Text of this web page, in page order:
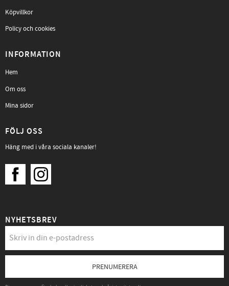
Köpvillkor
Policy och cookies
INFORMATION
Hem
Om oss
Mina sidor
FÖLJ OSS
Häng med i våra sociala kanaler!
NYHETSBREV
PRENUMERERA